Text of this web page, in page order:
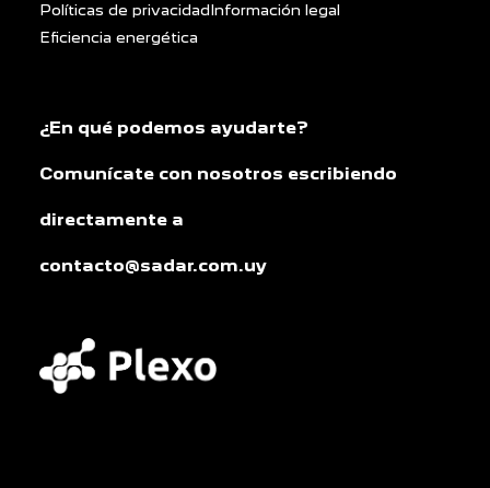
Políticas de privacidadInformación legal
Eficiencia energética
¿En qué podemos ayudarte?
Comunícate con nosotros escribiendo
directamente a
contacto@sadar.com.uy